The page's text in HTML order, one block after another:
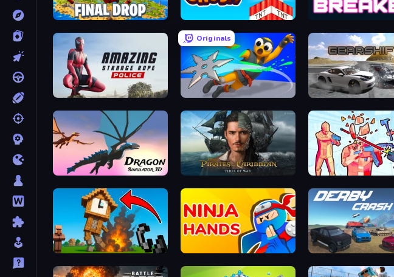
Final Drop Bricks Breaker
Amazing Strange Rope Police
Originals
Ninja Swipe Strike Gearshift One
Dragon Simulator 3D Pirates of the Caribbean: ToW Time Shooter 2
Noob Fuse Derby Crash 4